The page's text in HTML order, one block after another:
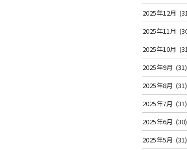
2025年12月
2025年11月
2025年10月
2025年9月 (31)
2025年8月 (31)
2025年7月 (31)
2025年6月 (30)
2025年5月 (31)